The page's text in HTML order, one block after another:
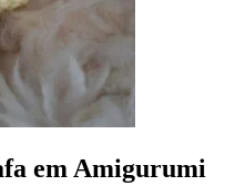
em Amigurumi